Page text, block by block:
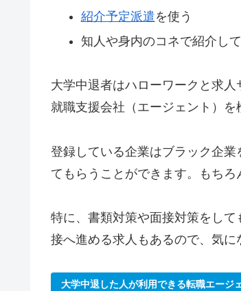
紹介予定派遣を使う
知人や身内のコネで紹介し
大学中退者はハローワークと求
就職支援会社（エージェント）を
登録している企業はブラック企
てもらうことができます。もちろ
特に、書類対策や面接対策をし
接へ進める求人もあるので、気に
大学中退した人が利用できる転職エージ